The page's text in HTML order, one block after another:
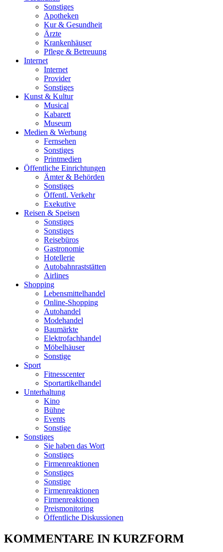
Sonstiges
Apotheken
Kur & Gesundheit
Ärzte
Krankenhäuser
Pflege & Betreuung
Internet
Internet
Provider
Sonstiges
Kunst & Kultur
Musical
Kabarett
Museum
Medien & Werbung
Fernsehen
Sonstiges
Printmedien
Öffentliche Einrichtungen
Ämter & Behörden
Sonstiges
Öffentl. Verkehr
Exekutive
Reisen & Speisen
Sonstiges
Sonstiges
Reisebüros
Gastronomie
Hotellerie
Autobahnraststätten
Airlines
Shopping
Lebensmittelhandel
Online-Shopping
Autohandel
Modehandel
Baumärkte
Elektrofachhandel
Möbelhäuser
Sonstige
Sport
Fitnesscenter
Sportartikelhandel
Unterhaltung
Kino
Bühne
Events
Sonstige
Sonstiges
Sie haben das Wort
Sonstiges
Firmenreaktionen
Sonstiges
Sonstige
Firmenreaktionen
Firmenreaktionen
Preismonitoring
Öffentliche Diskussionen
KOMMENTARE IN KURZFORM